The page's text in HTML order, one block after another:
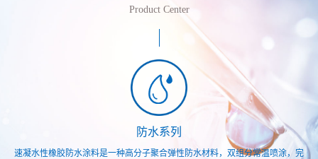
Product Center
防水系列
速凝水性橡胶防水涂料是一种高分子聚合弹性防水材料，双组分常温喷涂，完